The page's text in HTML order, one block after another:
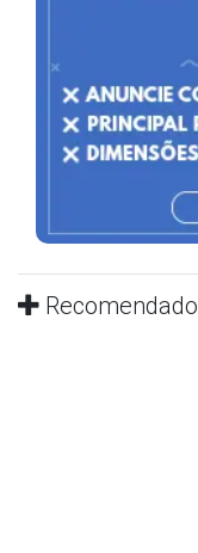
Recomendado